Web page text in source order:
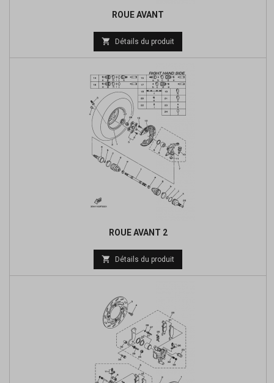
ROUE AVANT
Prix
de
 Détails du produit
ROUE AVANT 2
Prix
de
 Détails du produit